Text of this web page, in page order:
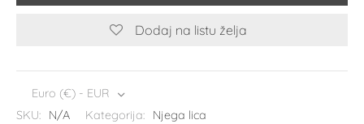
Dodaj na listu želja
Euro (€) - EUR
SKU:
N/A Kategorija: Njega lica